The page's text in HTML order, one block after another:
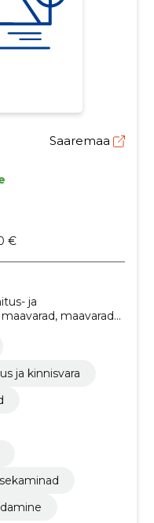
Saaremaa
€
ja
maavarad
kinnisvara
ja kinnisvara